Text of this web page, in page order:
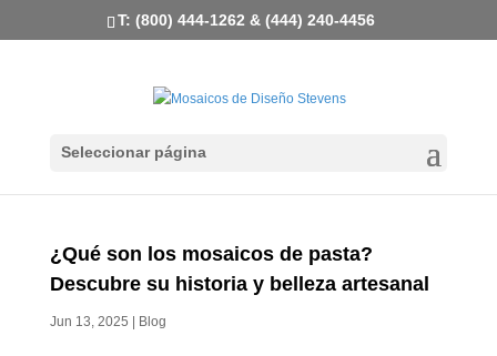
T: (800) 444-1262 & (444) 240-4456
Seleccionar página
¿Qué son los mosaicos de pasta?
Descubre su historia y belleza artesanal
Jun 13, 2025 Blog